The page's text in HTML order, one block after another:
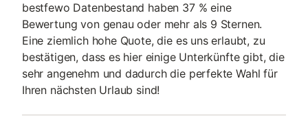
bestfewo Datenbestand haben 37 % eine
Bewertung von genau oder mehr als 9 Sternen.
Eine ziemlich hohe Quote, die es uns erlaubt, zu
bestätigen, dass es hier einige Unterkünfte gibt, die
sehr angenehm und dadurch die perfekte Wahl für
Ihren nächsten Urlaub sind!